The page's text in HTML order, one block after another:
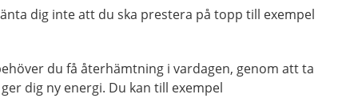
dig inte att du ska prestera på topp till exempel
du få återhämtning i vardagen, genom att ta
dig ny energi. Du kan till exempel